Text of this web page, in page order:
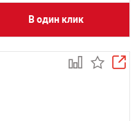
В один клик